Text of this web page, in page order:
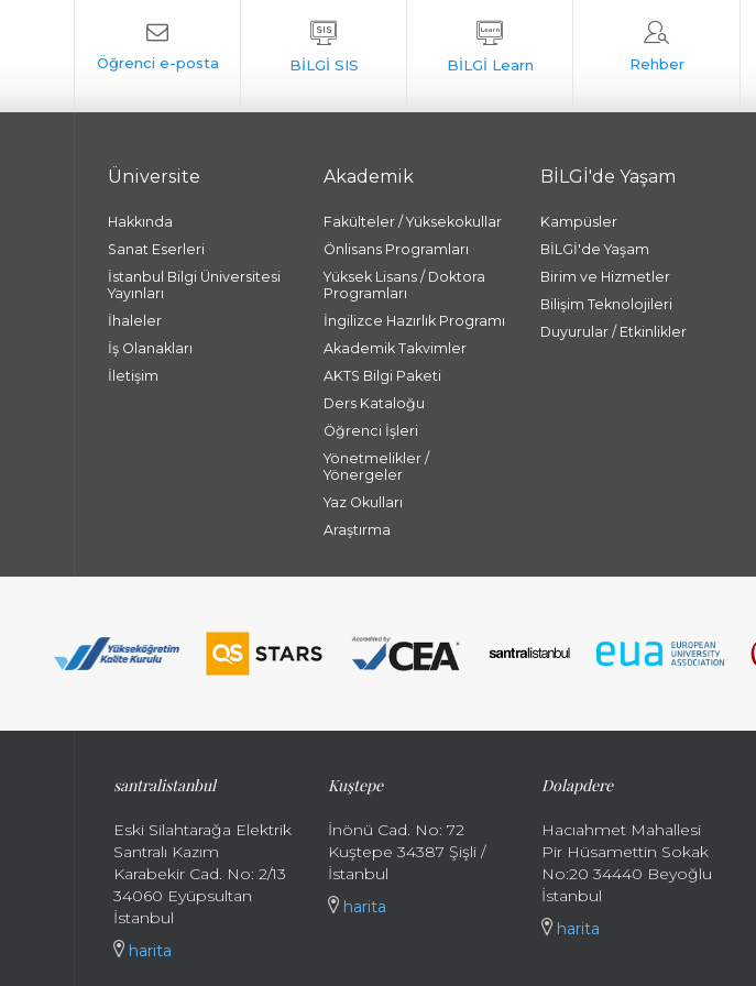
Üniversite
Hakkında
Sanat Eserleri
İstanbul Bilgi Üniversitesi
Yayınları
İhaleler
İş Olanakları
İletişim
Akademik
Fakülteler / Yüksekokullar
Önlisans Programları
Yüksek Lisans / Doktora
Programları
İngilizce Hazırlık Programı
Akademik Takvimler
AKTS Bilgi Paketi
Ders Kataloğu
Öğrenci İşleri
Yönetmelikler /
Yönergeler
Yaz Okulları
Araştırma
BİLGİ'de Yaşam
Kampüsler
BİLGİ'de Yaşam
Birim ve Hizmetler
Bilişim Teknolojileri
Duyurular / Etkinlikler
santralistanbul
Eski Silahtarağa Elektrik
Santralı Kazım
Karabekir Cad. No: 2/13
34060 Eyüpsultan
İstanbul
harita
Kuştepe
İnönü Cad. No: 72
Kuştepe 34387 Şişli /
İstanbul
harita
Dolapdere
Hacıahmet Mahallesi
Pir Hüsamettin Sokak
No:20 34440 Beyoğlu
İstanbul
harita